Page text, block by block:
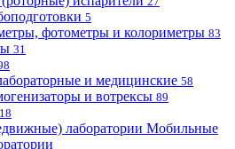
5
фотометры и колориметры 83
31
и медицинские 58
и вотрексы 89
18
Мобильные